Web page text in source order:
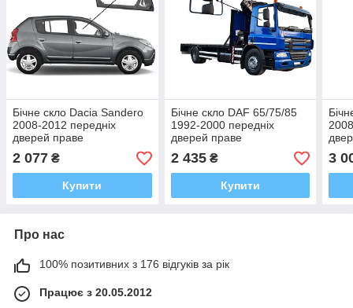
Бічне скло Dacia Sandero
2008-2012 передніх
дверей праве
2 077 ₴
Купити
Бічне скло DAF 65/75/85
1992-2000 передніх
дверей праве
2 435₴
Купити
3
Про нас
100% позитивних з 176 відгуків за рік
Працює з 20.05.2012